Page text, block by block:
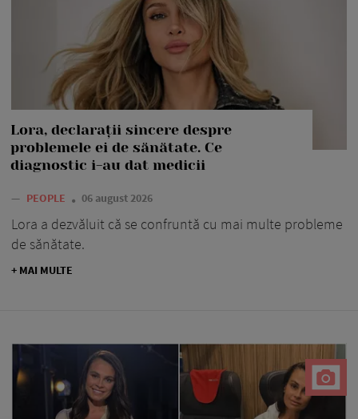
Lora, declarații sincere despre
problemele ei de sănătate. Ce
diagnostic i-au dat medicii
— PEOPLE 06 august 2026
Lora a dezvăluit că se confruntă cu mai multe probleme
de sănătate.
+ MAI MULTE